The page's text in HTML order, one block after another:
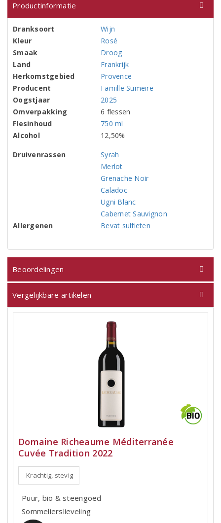
Productinformatie
Dranksoort
Wijn
Kleur
Rosé
Smaak
Droog
Land
Frankrijk
Herkomstgebied
Provence
Producent
Famille Sumeire
Oogstjaar
2025
Omverpakking
6 flessen
Flesinhoud
750 ml
Alcohol
12,50%
Druivenrassen
Syrah
Merlot
Grenache Noir
Caladoc
Ugni Blanc
Cabernet Sauvignon
Allergenen
Bevat sulfieten
Beoordelingen
Vergelijkbare artikelen
Domaine Richeaume Méditerranée
Cuvée Tradition 2022
Krachtig, stevig
Puur, bio & steengoed
Sommelierslieveling